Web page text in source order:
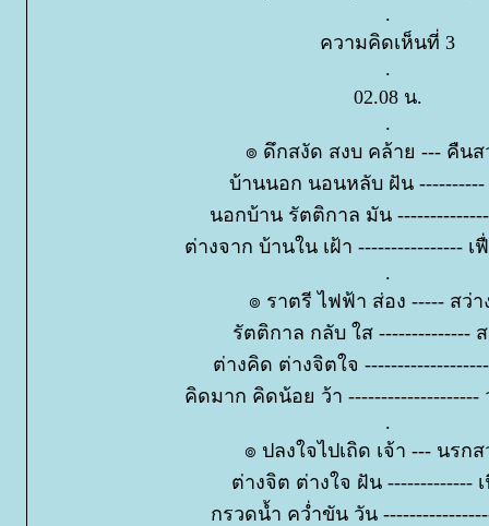
.
ความคิดเห็นที่ 3
.
02.08 น.
.
๏ ดึกสงัด สงบ คล้าย --- คืนส
บ้านนอก นอนหลับ ฝัน ----------
นอกบ้าน รัตติกาล มัน
ต่างจาก บ้านใน เฝ้า ---------------- เ
.
๏ ราตรี ไฟฟ้า ส่อง ----- สว่า
รัตติกาล กลับ ใส --------------
ต่างคิด ต่างจิตใจ
คิดมาก คิดน้อย ว้า --------------------
.
๏ ปลงใจไปเถิด เจ้า --- นรก
ต่างจิต ต่างใจ ฝัน -------------
กรวดน้ำ คว่ำขัน วัน